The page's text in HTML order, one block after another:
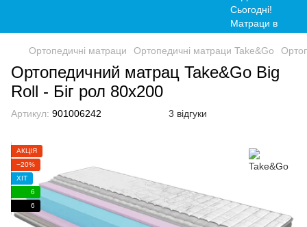
Ортопедичні матраци Ортопедичні матраци Take&Go
Ортопедичний матрац Take&Go Big
Roll - Біг рол 80x200
Артикул: 901006242 3 відгуки
АКЦІЯ
−20%
ХІТ
6
6